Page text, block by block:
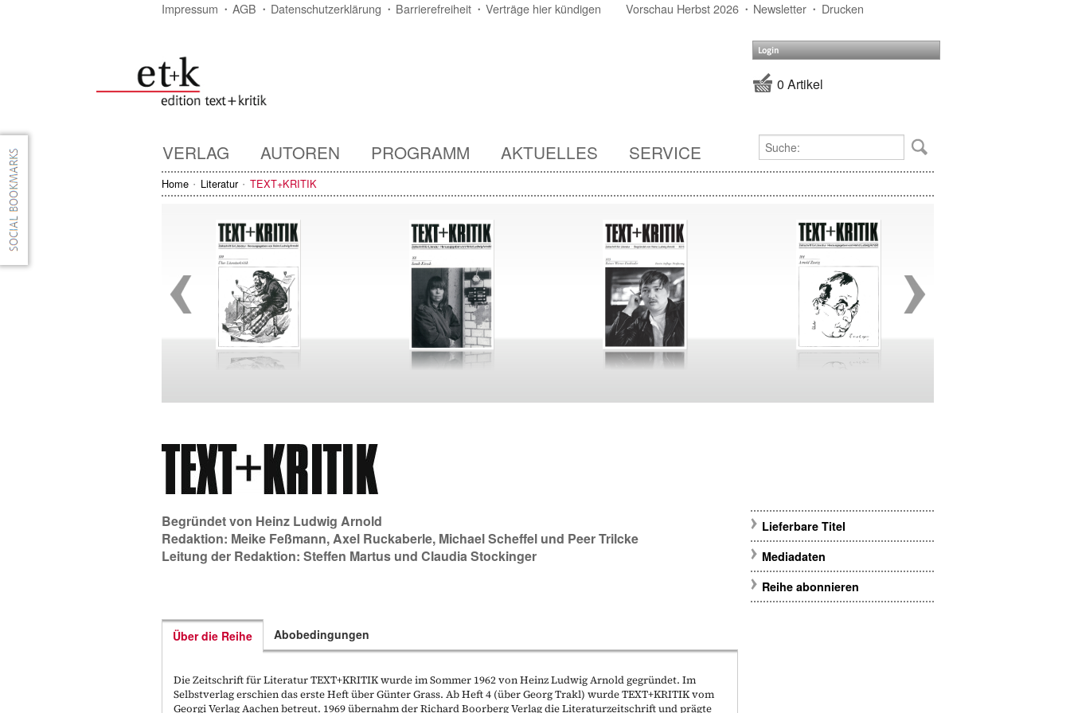
Impressum AGB Datenschutzerklärung Barrierefreiheit Verträge hier kündigen Vorschau Herbst 2026 Newsletter Drucken
Login
0 Artikel
VERLAG AUTOREN PROGRAMM AKTUELLES SERVICE
Home Literatur TEXT+KRITIK
Begründet von Heinz Ludwig Arnold
Redaktion: Meike Feßmann,Axel Ruckaberle, Michael Scheffel und Peer Trilcke
Leitung der Redaktion: Steffen Martus und Claudia Stockinger
Lieferbare Titel
Mediadaten
Reihe abonnieren
Über die Reihe
Die Zeitschrift für Literatur TEXT+KRITIK wurde im Sommer 1962 von Heinz Ludwig Arnold gegründet. Im
Selbstverlag erschien das erste Heft über Günter Grass. Ab Heft 4 (über Georg Trakl) wurde TEXT+KRITIK vom
Georgi Verlag Aachen betreut. 1969 übernahm der Richard Boorberg Verlag die Literaturzeitschrift und prägte
Abobedingungen